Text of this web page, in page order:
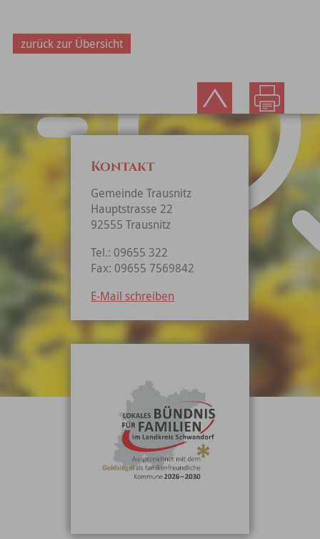
zurück zur Übersicht
Kontakt
Gemeinde Trausnitz
Hauptstrasse 22
92555 Trausnitz
Tel.: 09655 322
Fax: 09655 7569842
E-Mail schreiben